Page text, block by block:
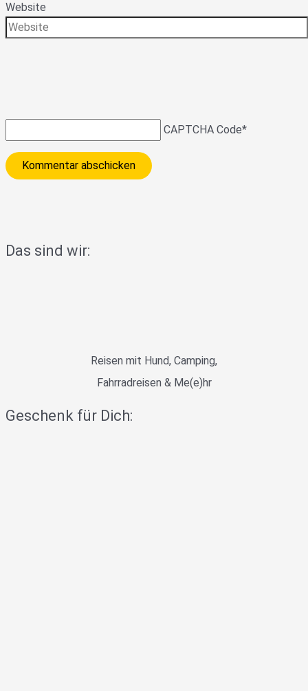
Website
CAPTCHA Code*
Das sind wir:
Reisen mit Hund, Camping,
Fahrradreisen & Me(e)hr
Geschenk für Dich: